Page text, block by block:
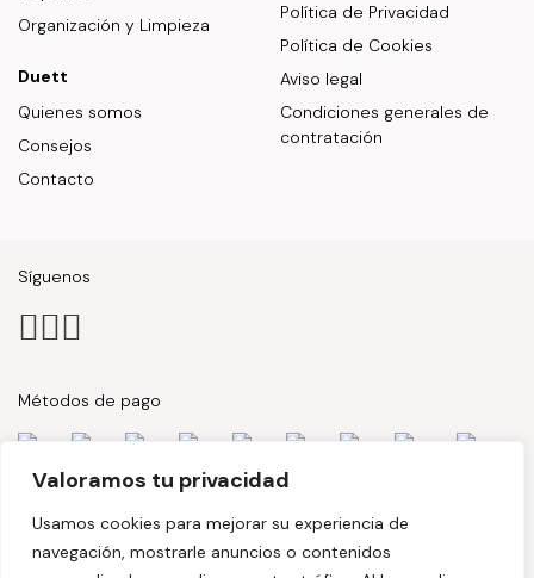
Valoramos tu privacidad
Usamos cookies para mejorar su experiencia de
navegación, mostrarle anuncios o contenidos
Organización y Limpieza
Duett
Quienes somos
Consejos
Contacto
Política de Privacidad
Política de Cookies
Aviso legal
Condiciones generales de
contratación
Síguenos
Métodos de pago